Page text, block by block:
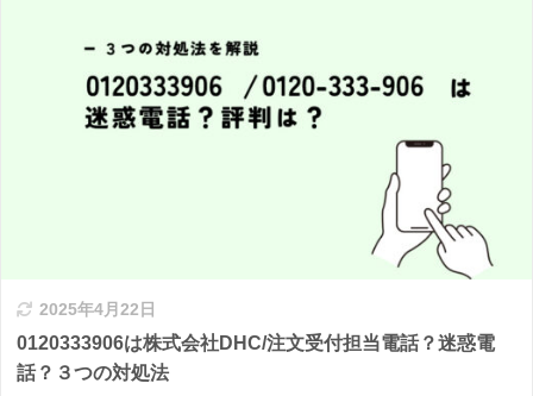
2025年4月22日
0120333906は株式会社DHC/注文受付担当電話？迷惑電
話？３つの対処法